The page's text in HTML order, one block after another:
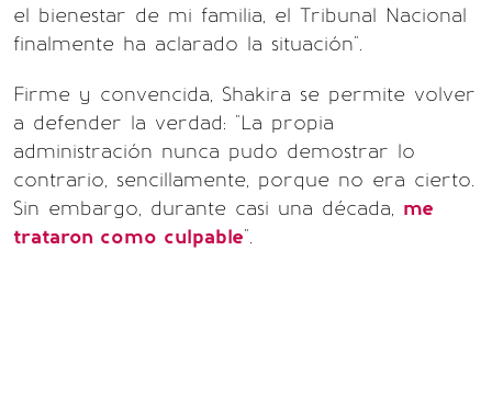
el bienestar de mi familia, el Tribunal Nacional
finalmente ha aclarado la situación".
Firme y convencida, Shakira se permite volver
a defender la verdad: "La propia
administración nunca pudo demostrar lo
contrario, sencillamente, porque no era cierto.
Sin embargo, durante casi una década, me
trataron como culpable".